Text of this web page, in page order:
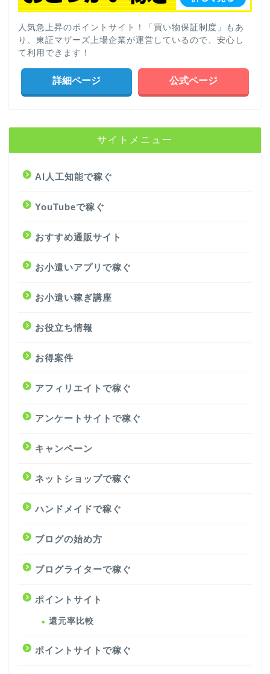
人気急上昇のポイントサイト！「買い物保証制度」もあ
り、東証マザーズ上場企業が運営しているので、安心し
て利用できます！
詳細ページ 公式ページ
サイトメニュー
AI人工知能で稼ぐ
YouTubeで稼ぐ
おすすめ通販サイト
お小遣いアプリで稼ぐ
お小遣い稼ぎ講座
お役立ち情報
お得案件
アフィリエイトで稼ぐ
アンケートサイトで稼ぐ
キャンペーン
ネットショップで稼ぐ
ハンドメイドで稼ぐ
ブログの始め方
ブログライターで稼ぐ
ポイントサイト
還元率比較
ポイントサイトで稼ぐ